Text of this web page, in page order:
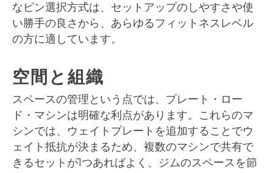
なピン選択方式は、セットアップのしやすさや使
い勝手の良さから、あらゆるフィットネスレベル
の方に適しています。
空間と組織
スペースの管理という点では、プレート・ロー
ド・マシンは明確な利点があります。これらのマ
シンでは、ウェイトプレートを追加することでウ
ェイト抵抗が決まるため、複数のマシンで共有で
きるセットが1つあればよく、ジムのスペースを節